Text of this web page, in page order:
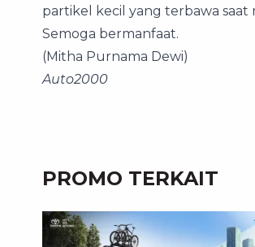
partikel kecil yang terbawa saat
Semoga bermanfaat.
(Mitha Purnama Dewi)
Auto2000
PROMO TERKAIT